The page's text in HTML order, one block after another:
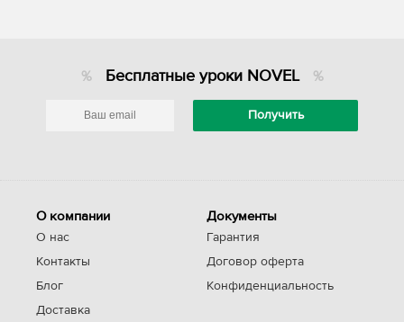
Бесплатные уроки NOVEL
О компании
О нас
Контакты
Блог
Доставка
Документы
Гарантия
Договор оферта
Конфиденциальность